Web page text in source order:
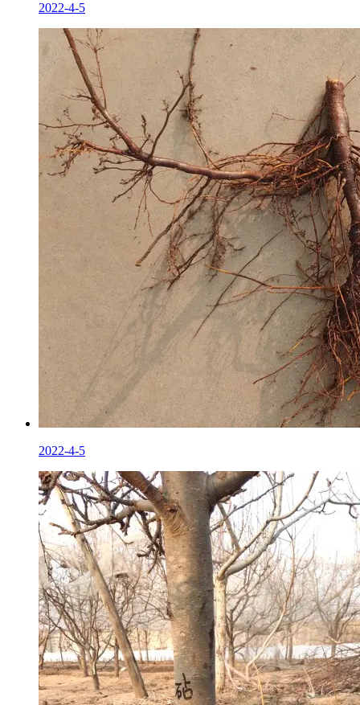
2022-4-5
2022-4-5